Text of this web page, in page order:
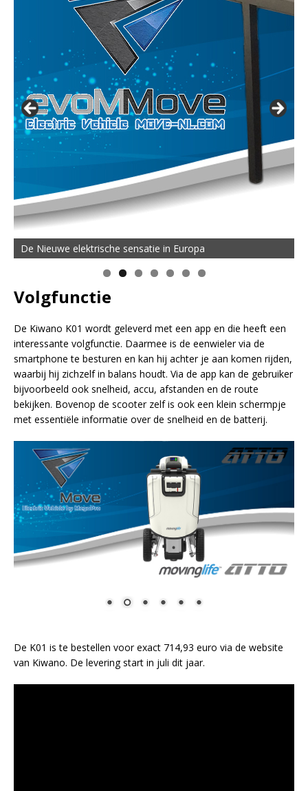
De Nieuwe elektrische sensatie in Europa
Volgfunctie
De Kiwano K01 wordt geleverd met een app en die heeft een
interessante volgfunctie. Daarmee is de eenwieler via de
smartphone te besturen en kan hij achter je aan komen rijden,
waarbij hij zichzelf in balans houdt. Via de app kan de gebruiker
bijvoorbeeld ook snelheid, accu, afstanden en de route
bekijken. Bovenop de scooter zelf is ook een klein schermpje
met essentiële informatie over de snelheid en de batterij.
De K01 is te bestellen voor exact 714,93 euro via de website
van Kiwano. De levering start in juli dit jaar.